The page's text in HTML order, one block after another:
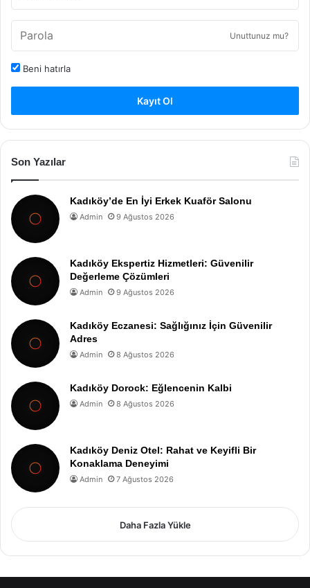
Unuttunuz mu?
Beni hatırla
Kayıt Ol
Son Yazılar
Kadıköy’de En İyi Erkek Kuaför Salonu
Admin 9 Ağustos 2026
Kadıköy Ekspertiz Hizmetleri: Güvenilir
Değerleme Çözümleri
Admin 9 Ağustos 2026
Kadıköy Eczanesi: Sağlığınız İçin Güvenilir
Adres
Admin 8 Ağustos 2026
Kadıköy Dorock: Eğlencenin Kalbi
Admin 8 Ağustos 2026
Kadıköy Deniz Otel: Rahat ve Keyifli Bir
Konaklama Deneyimi
Admin 7 Ağustos 2026
Daha Fazla Yükle